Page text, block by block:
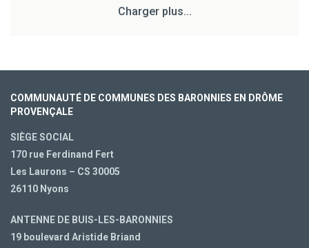
Charger plus...
COMMUNAUTÉ DE COMMUNES DES BARONNIES EN DRÔME
PROVENÇALE
SIÈGE SOCIAL
170 rue Ferdinand Fert
Les Laurons – CS 30005
26110 Nyons
ANTENNE DE BUIS-LES-BARONNIES
19 boulevard Aristide Briand